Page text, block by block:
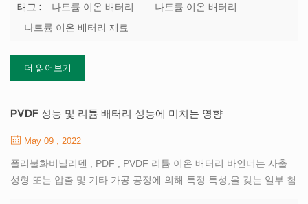
질 및 배터리 분리기. 그 중 전해질과 분리막은 기본적으로 리튬 이
온 배터리 시스템을 따릅니다. 알루미늄 호일은 집전체의 양극과 음
요합니다(나트륨 이온은 양극에서 알루미늄 이온과 반응하지 않기
때문에). 이는 또한 전류 비용을 절감합니다. 수집기. 나트륨 이온과
나트륨 이온 이동에 적합한 재료를 선택해야 하며 이는 나트륨 이온
배터리 기술의 핵심이기도 합니다. 현재 크게 3가...
태그 : 나트륨 이온 배터리
나트륨 이온 배터리
나트륨 이온 배터리 재료
더 읽어보기
PVDF 성능 및 리튬 배터리 성능에 미치는 영향
May 09 , 2022
폴리불화비닐리덴 , PDF , PVDF 리튬 이온 배터리 바인더는 사출
성형 또는 압출 및 기타 가공 공정에 의해 특정 특성,을 갖는 일부 첨